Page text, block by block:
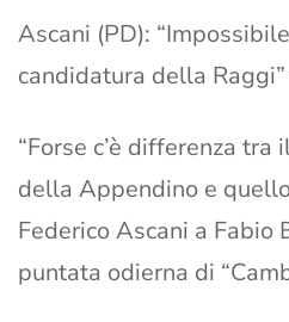
Ascani (PD):
candidatura della
“Forse c’è differenza
della Appendino e
Federico Ascani a Fabio
puntata odierna di